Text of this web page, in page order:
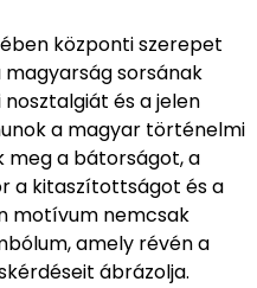
központi szerepet
magyarság sorsának
és a jelen
a magyar történelmi
a bátorságot, a
a kitaszítottságot és a
motívum nemcsak
amely révén a
ábrázolja.